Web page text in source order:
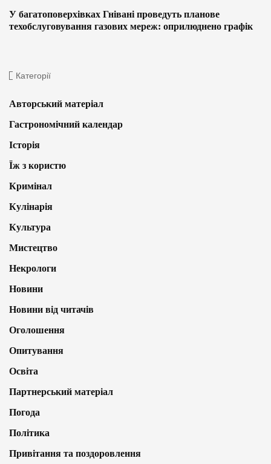
У багатоповерхівках Гнівані проведуть планове
техобслуговування газових мереж: оприлюднено графік
Категорії
Авторський матеріал
Гастрономічний календар
Історія
Їж з користю
Кримінал
Кулінарія
Культура
Мистецтво
Некрологи
Новини
Новини від читачів
Оголошення
Опитування
Освіта
Партнерський матеріал
Погода
Політика
Привітання та поздоровлення